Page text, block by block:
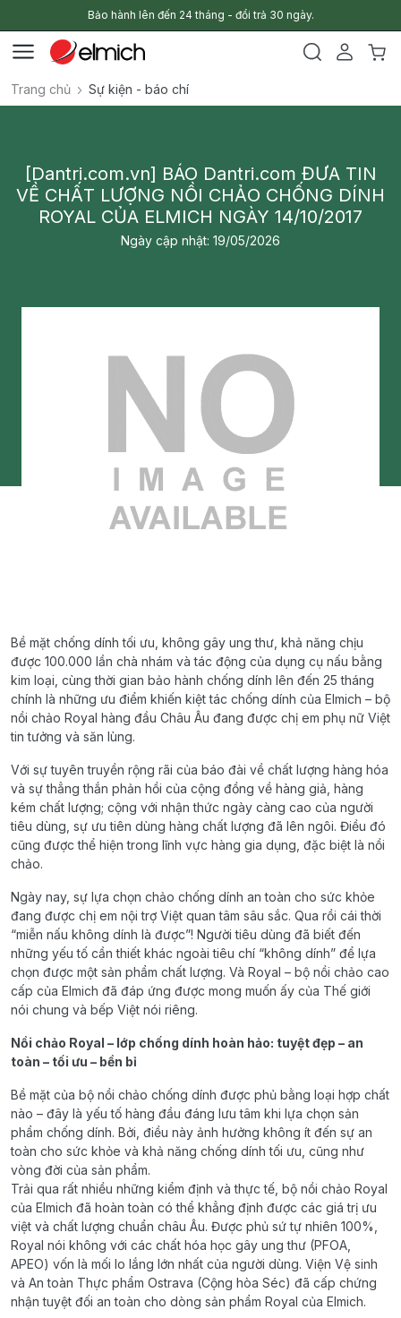
Bảo hành lên đến 24 tháng - đổi trả 30 ngày.
Trang chủ Sự kiện - báo chí
[Dantri.com.vn] BÁO Dantri.com ĐƯA TIN
VỀ CHẤT LƯỢNG NỒI CHẢO CHỐNG DÍNH
ROYAL CỦA ELMICH NGÀY 14/10/2017
Ngày cập nhật: 19/05/2026
Bề mặt chống dính tối ưu, không gây ung thư, khả năng chịu
được 100.000 lần chà nhám và tác động của dụng cụ nấu bằng
kim loại, cùng thời gian bảo hành chống dính lên đến 25 tháng
chính là những ưu điểm khiến kiệt tác chống dính của Elmich – bộ
nồi chảo Royal hàng đầu Châu Âu đang được chị em phụ nữ Việt
tin tưởng và săn lùng.
Với sự tuyên truyền rộng rãi của báo đài về chất lượng hàng hóa
và sự thẳng thắn phản hồi của cộng đồng về hàng giả, hàng
kém chất lượng; cộng với nhận thức ngày càng cao của người
tiêu dùng, sự ưu tiên dùng hàng chất lượng đã lên ngôi. Điều đó
cũng được thể hiện trong lĩnh vực hàng gia dụng, đặc biệt là nồi
chảo.
Ngày nay, sự lựa chọn chảo chống dính an toàn cho sức khỏe
đang được chị em nội trợ Việt quan tâm sâu sắc. Qua rồi cái thời
“miễn nấu không dính là được”! Người tiêu dùng đã biết đến
những yếu tố cần thiết khác ngoài tiêu chí “không dính” để lựa
chọn được một sản phẩm chất lượng. Và Royal – bộ nồi chảo cao
cấp của Elmich đã đáp ứng được mong muốn ấy của Thế giới
nói chung và bếp Việt nói riêng.
Nồi chảo Royal – lớp chống dính hoàn hảo: tuyệt đẹp – an
toàn – tối ưu – bền bỉ
Bề mặt của bộ nồi chảo chống dính được phủ bằng loại hợp chất
nào – đây là yếu tố hàng đầu đáng lưu tâm khi lựa chọn sản
phẩm chống dính. Bởi, điều này ảnh hưởng không ít đến sự an
toàn cho sức khỏe và khả năng chống dính tối ưu, cũng như
vòng đời của sản phẩm.
Trải qua rất nhiều những kiểm định và thực tế, bộ nồi chảo Royal
của Elmich đã hoàn toàn có thể khẳng định được các giá trị ưu
việt và chất lượng chuẩn châu Âu. Được phủ sứ tự nhiên 100%,
Royal nói không với các chất hóa học gây ung thư (PFOA,
APEO) vốn là mối lo lắng lớn nhất của người dùng. Viện Vệ sinh
và An toàn Thực phẩm Ostrava (Cộng hòa Séc) đã cấp chứng
nhận tuyệt đối an toàn cho dòng sản phẩm Royal của Elmich.